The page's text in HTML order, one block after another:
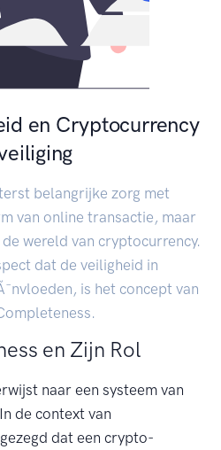
en Cryptocurrency
belangrijke zorg met
van online transactie, maar
wereld van cryptocurrency.
dat de veiligheid in
is het concept van
en Zijn Rol
naar een systeem van
de context van
dat een crypto-